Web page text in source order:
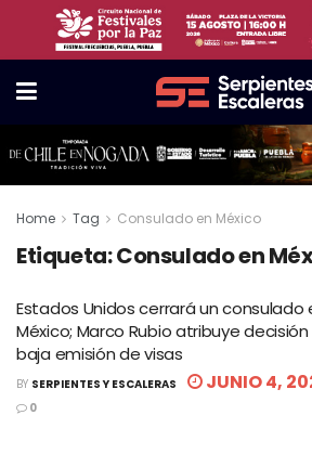
Home Tag Consulado en México
Etiqueta:Consulado en
Estados Unidos cerrará un consulado
México; Marco Rubio atribuye
baja emisión de visas
BY SERPIENTES Y ESCALERAS JUNIO 4,
0